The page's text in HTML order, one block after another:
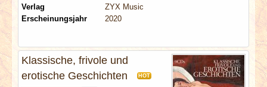
Verlag
ZYX Music
Erscheinungsjahr
2020
Klassische, frivole und
erotische Geschichten
HOT